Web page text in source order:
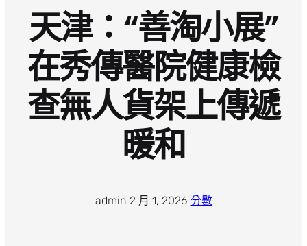
天津：“善淘小展”
在秀傳醫院健康檢
查無人貨架上傳遞
暖和
admin· 2 月 1, 2026· 分數